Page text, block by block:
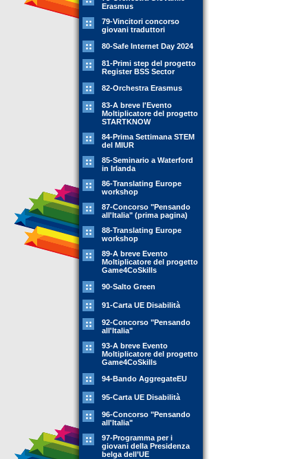
Erasmus
79-Vincitori concorso
giovani traduttori
80-Safe Internet Day 2024
81-Primi step del progetto
Register BSS Sector
82-Orchestra Erasmus
83-A breve l'Evento
Moltiplicatore del progetto
STARTKNOW
84-Prima Settimana STEM
del MIUR
85-Seminario a Waterford
in Irlanda
86-Translating Europe
workshop
87-Concorso "Pensando
all'Italia" (prima pagina)
88-Translating Europe
workshop
89-A breve Evento
Moltiplicatore del progetto
Game4CoSkills
90-Salto Green
91-Carta UE Disabilità
92-Concorso "Pensando
all'Italia"
93-A breve Evento
Moltiplicatore del progetto
Game4CoSkills
94-Bando AggregateEU
95-Carta UE Disabilità
96-Concorso "Pensando
all'Italia"
97-Programma per i
giovani della Presidenza
belga dell’UE